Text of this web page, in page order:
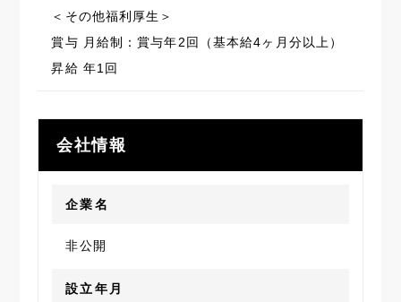
＜その他福利厚生＞
賞与 月給制：賞与年2回（基本給4ヶ月分以上）
昇給 年1回
会社情報
企業名
非公開
設立年月